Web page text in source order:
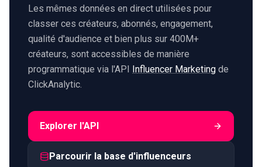
Les mêmes données en direct utilisées pour
classer ces créateurs, abonnés, engagement,
qualité d'audience et bien plus sur 400M+
créateurs, sont accessibles de manière
programmatique via l'API
Influencer Marketing de
ClickAnalytic.
Explorer l'API
Parcourir la base d'influenceurs